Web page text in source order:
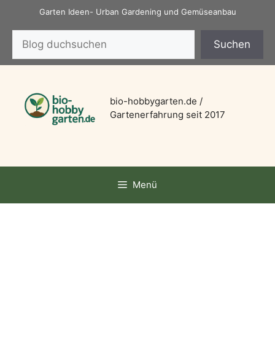
springen
Garten Ideen- Urban Gardening und Gemüseanbau
Suchen
bio-hobbygarten.de /
Gartenerfahrung seit 2017
Menü